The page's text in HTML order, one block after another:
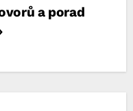
a porad